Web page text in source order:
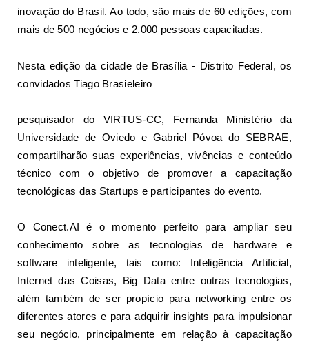
inovação do Brasil. Ao todo, são mais de 60 edições, com
mais de 500 negócios e 2.000 pessoas capacitadas.
Nesta edição da cidade de Brasília - Distrito Federal, os
convidados Tiago Brasieleiro
pesquisador do VIRTUS-CC, Fernanda Ministério da
Universidade de Oviedo e Gabriel Póvoa do SEBRAE,
compartilharão suas experiências, vivências e conteúdo
técnico com o objetivo de promover a capacitação
tecnológicas das Startups e participantes do evento.
O Conect.AI é o momento perfeito para ampliar seu
conhecimento sobre as tecnologias de hardware e
software inteligente, tais como: Inteligência Artificial,
Internet das Coisas, Big Data entre outras tecnologias,
além também de ser propício para networking entre os
diferentes atores e para adquirir insights para impulsionar
seu negócio, principalmente em relação à capacitação